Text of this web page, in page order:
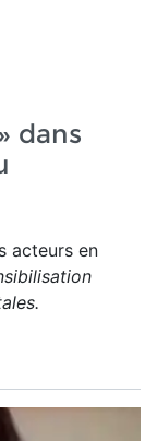
dans
acteurs en